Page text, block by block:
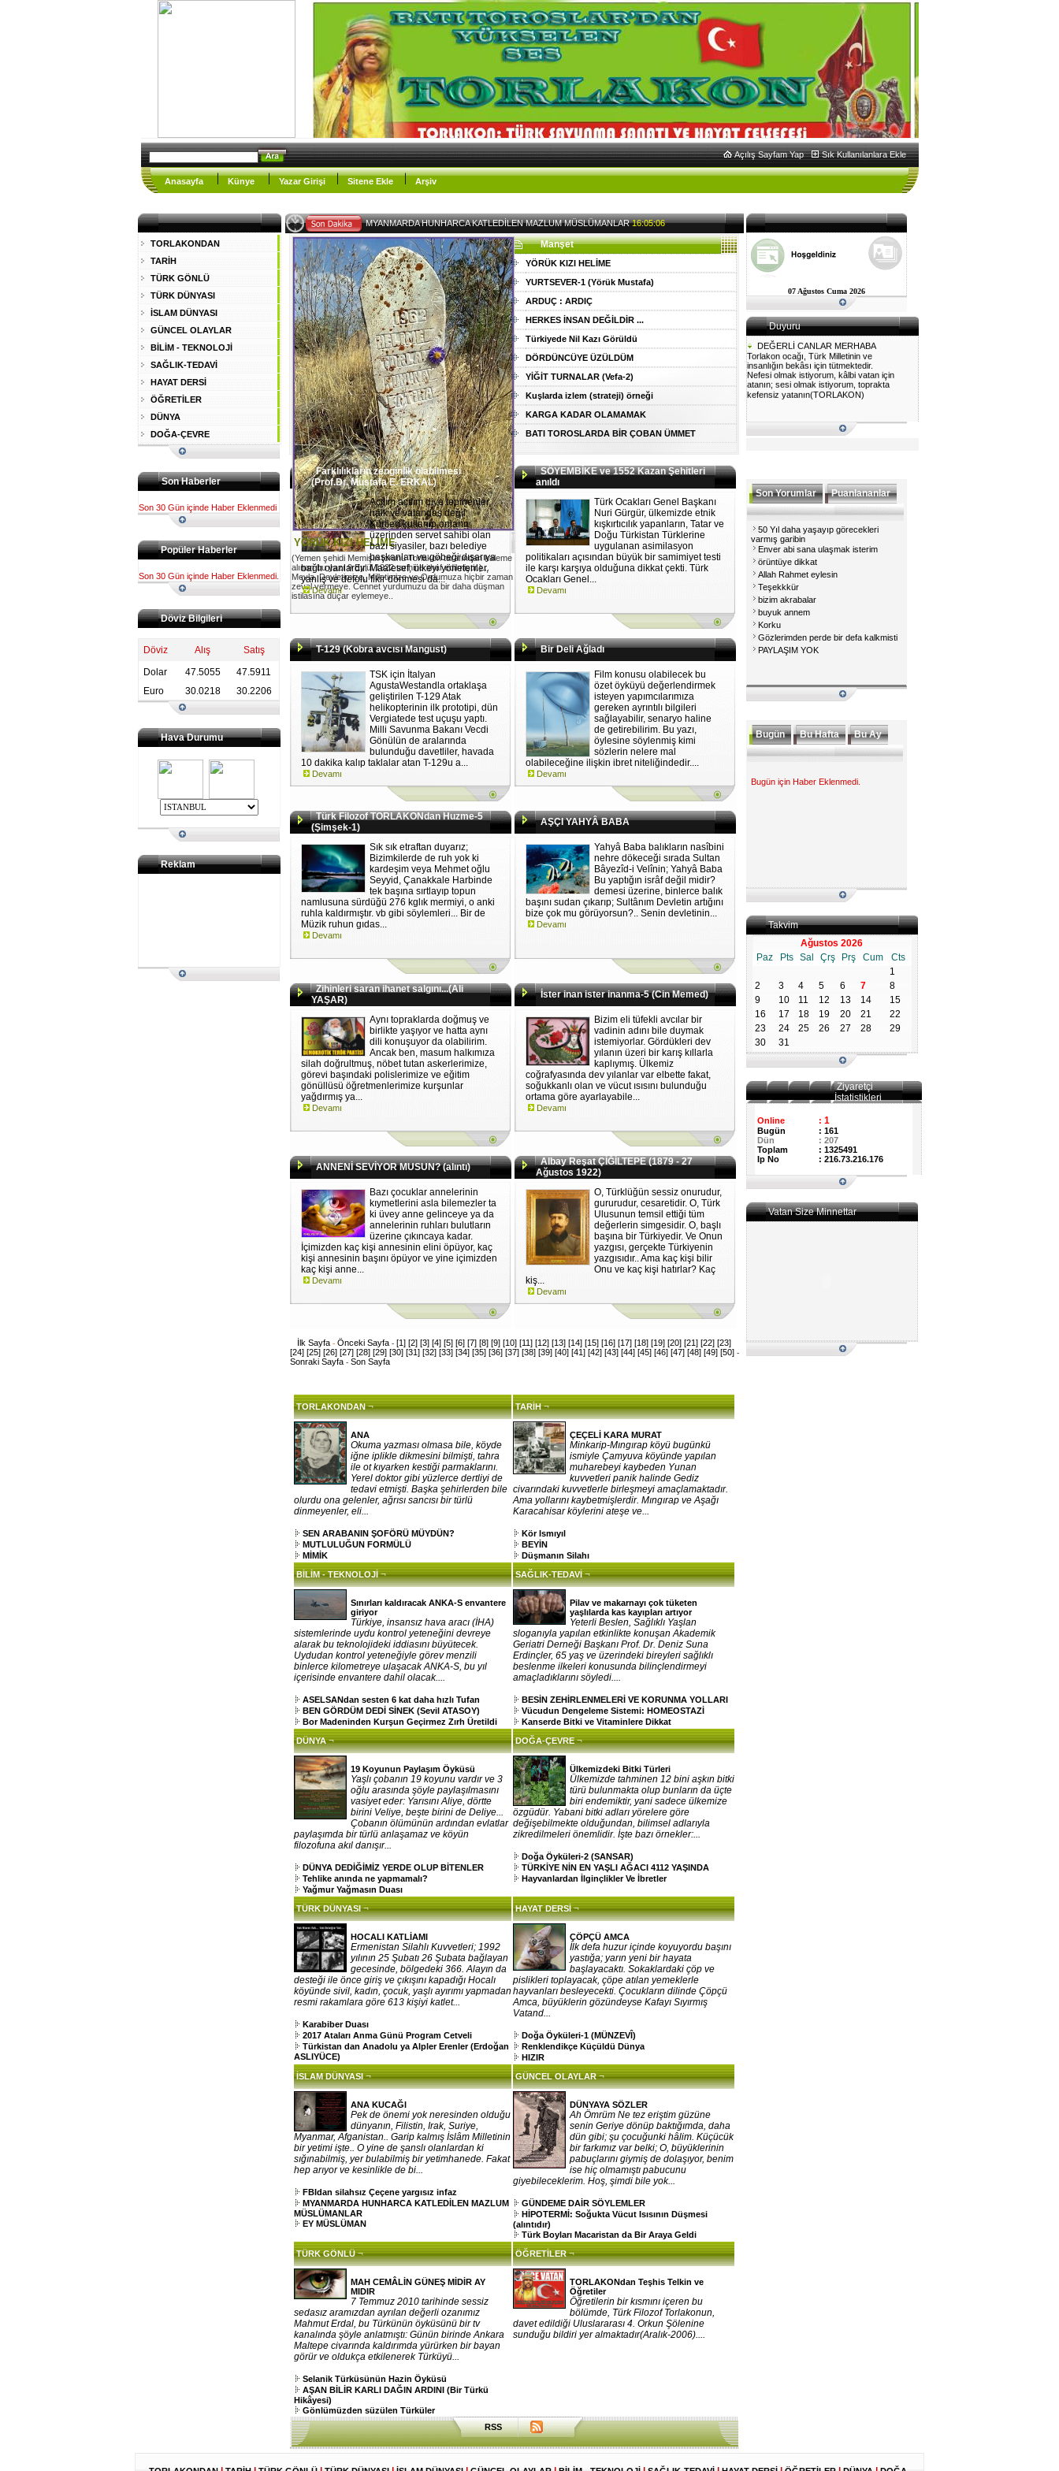
Açılış Sayfam Yap Sık Kullanılanlara Ekle
Anasayfa Künye Yazar Girişi Sitene Ekle Arşiv
TORLAKONDAN
TARİH
TÜRK GÖNLÜ
TÜRK DÜNYASI
İSLAM DÜNYASI
GÜNCEL OLAYLAR
BİLİM - TEKNOLOJİ
SAĞLIK-TEDAVİ
HAYAT DERSİ
ÖĞRETİLER
DÜNYA
DOĞA-ÇEVRE
Son Haberler
Son 30 Gün içinde Haber Eklenmedi
Popüler Haberler
Son 30 Gün içinde Haber Eklenmedi.
Döviz Bilgileri
Döviz Alış
Satış
Dolar
47.5055
47.5911
Euro
30.0218 30.2206
Hava Durumu
Reklam
EY MÜSLÜMA-
YÖRÜK KIZI HELİME
(Yemen şehidi Memişin torunu Torlakon tarafından kaleme
alınan bu yazı 9 Eylül 1922 tarihine ithaf edilmiştir.)...
Mevla, Devletimize, Milletimize ve Ordumuza hiçbir zaman
zeval vermeye. Cennet yurdumuzu da bir daha düşman
istilasına düçar eylemeye..
Manşet
YÖRÜK KIZI HELİME
YURTSEVER-1 (Yörük Mustafa)
ARDUÇ : ARDIÇ
HERKES İNSAN DEĞİLDİR ...
Türkiyede Nil Kazı Görüldü
DÖRDÜNCÜYE ÜZÜLDÜM
YİĞİT TURNALAR (Vefa-2)
Kuşlarda izlem (strateji) örneği
KARGA KADAR OLAMAMAK
BATI TOROSLARDA BİR ÇOBAN ÜMMET
Farklılıkların zenginlik olabilmesi
(Prof.Dr. Mustafa E. ERKAL)
Açılım açılım diye tepinenler,
halk ve vatandaş değil;
Kürtleri kullanıp onların
üzerinden servet sahibi olan
bazı siyasiler, bazı belediye
başkanları ve göbeği dışarıya
bağlı olanlardır. Maalesef, ülkeyi yönetenler,
yanlış ve defolu fikir dönmesi da...
Devamı
SÖYEMBİKE ve 1552 Kazan Şehitleri
anıldı
Türk Ocakları Genel Başkanı
Nuri Gürgür, ülkemizde etnik
kışkırtıcılık yapanların, Tatar ve
Doğu Türkistan Türklerine
uygulanan asimilasyon
politikaları açısından büyük bir samimiyet testi
ile karşı karşıya olduğuna dikkat çekti. Türk
Ocakları Genel...
Devamı
T-129 (Kobra avcısı Mangust)
TSK için İtalyan
AgustaWestandla ortaklaşa
geliştirilen T-129 Atak
helikopterinin ilk prototipi, dün
Vergiatede test uçuşu yaptı.
Milli Savunma Bakanı Vecdi
Gönülün de aralarında
bulunduğu davetliler, havada
10 dakika kalıp taklalar atan T-129u a...
Devamı
Bir Deli Ağladı
Film konusu olabilecek bu
özet öyküyü değerlendirmek
isteyen yapımcılarımıza
gereken ayrıntılı bilgileri
sağlayabilir, senaryo haline
de getirebilirim. Bu yazı,
öylesine söylenmiş kimi
sözlerin nelere mal
olabileceğine ilişkin ibret niteliğindedir....
Devamı
Türk Filozof TORLAKONdan Huzme-5
(Şimşek-1)
Sık sık etraftan duyarız;
Bizimkilerde de ruh yok ki
kardeşim veya Mehmet oğlu
Seyyid, Çanakkale Harbinde
tek başına sırtlayıp topun
namlusuna sürdüğü 276 kglık mermiyi, o anki
ruhla kaldırmıştır. vb gibi söylemleri... Bir de
Müzik ruhun gıdas...
Devamı
AŞÇI YAHYÂ BABA
Yahyâ Baba balıkların nasîbini
nehre dökeceği sırada Sultan
Bâyezîd-i Velînin; Yahyâ Baba
Bu yaptığın isrâf değil midir?
demesi üzerine, binlerce balık
başını sudan çıkarıp; Sultânım Devletin artığını
bize çok mu görüyorsun?.. Senin devletinin...
Devamı
Zihinleri saran ihanet salgını...(Ali
YAŞAR)
Aynı topraklarda doğmuş ve
birlikte yaşıyor ve hatta aynı
dili konuşuyor da olabilirim.
Ancak ben, masum halkımıza
silah doğrultmuş, nöbet tutan askerlerimize,
görevi başındaki polislerimize ve eğitim
gönüllüsü öğretmenlerimize kurşunlar
yağdırmış ya...
Devamı
İster inan ister inanma-5 (Cin Memed)
Bizim eli tüfekli avcılar bir
vadinin adını bile duymak
istemiyorlar. Gördükleri dev
yılanın üzeri bir karış kıllarla
kaplıymış. Ülkemiz
coğrafyasında dev yılanlar var elbette fakat,
soğukkanlı olan ve vücut ısısını bulunduğu
ortama göre ayarlayabile...
Devamı
ANNENİ SEVİYOR MUSUN? (alıntı)
Bazı çocuklar annelerinin
kıymetlerini asla bilemezler ta
ki üvey anne gelinceye ya da
annelerinin ruhları bulutların
üzerine çıkıncaya kadar.
İçimizden kaç kişi annesinin elini öpüyor, kaç
kişi annesinin başını öpüyor ve yine içimizden
kaç kişi anne...
Devamı
Albay Reşat ÇİĞİLTEPE (1879 - 27
Ağustos 1922)
O, Türklüğün sessiz onurudur,
gururudur, cesaretidir. O, Türk
Ulusunun temsil ettiği tüm
değerlerin simgesidir. O, başlı
başına bir Türkiyedir. Ve Onun
yazgısı, gerçekte Türkiyenin
yazgısıdır.. Ama kaç kişi bilir
Onu ve kaç kişi hatırlar? Kaç
kiş...
Devamı
İlk Sayfa- Önceki Sayfa- [1] [2] [3] [4] [5] [6] [7] [8] [9] [10] [11] [12] [13] [14] [15] [16] [17] [18] [19] [20] [21] [22] [23]
[24] [25] [26] [27] [28] [29] [30] [31] [32] [33] [34] [35] [36] [37] [38] [39] [40] [41] [42] [43] [44] [45] [46] [47] [48] [49] [50] -
Sonraki Sayfa- Son Sayfa
TORLAKONDAN ¬
ANA
Okuma yazması olmasa bile, köyde
iğne iplikle dikmesini bilmişti, tahra
ile ot kıyarken kestiği parmaklarını.
Yerel doktor gibi yüzlerce dertliyi de
tedavi etmişti. Başka şehirlerden bile
olurdu ona gelenler, ağrısı sancısı bir türlü
dinmeyenler, eli...
SEN ARABANIN ŞOFÖRÜ MÜYDÜN?
MUTLULUĞUN FORMÜLÜ
MİMİK
TARİH ¬
ÇEÇELİ KARA MURAT
Minkarip-Mıngırap köyü bugünkü
ismiyle Çamyuva köyünde yapılan
muharebeyi kaybeden Yunan
kuvvetleri panik halinde Gediz
civarındaki kuvvetlerle birleşmeyi amaçlamaktadır.
Ama yollarını kaybetmişlerdir. Mıngırap ve Aşağı
Karacahisar köylerini ateşe ve...
Kör Ismıyıl
BEYİN
Düşmanın Silahı
BİLİM - TEKNOLOJİ ¬
Sınırları kaldıracak ANKA-S envantere
giriyor
Türkiye, insansız hava aracı (İHA)
sistemlerinde uydu kontrol yeteneğini devreye
alarak bu teknolojideki iddiasını büyütecek.
Uydudan kontrol yeteneğiyle görev menzili
binlerce kilometreye ulaşacak ANKA-S, bu yıl
içerisinde envantere dahil olacak....
ASELSANdan sesten 6 kat daha hızlı Tufan
BEN GÖRDÜM DEDİ SİNEK (Sevil ATASOY)
Bor Madeninden Kurşun Geçirmez Zırh Üretildi
SAĞLIK-TEDAVİ ¬
Pilav ve makarnayı çok tüketen
yaşlılarda kas kayıpları artıyor
Yeterli Beslen, Sağlıklı Yaşlan
sloganıyla yapılan etkinlikte konuşan Akademik
Geriatri Derneği Başkanı Prof. Dr. Deniz Suna
Erdinçler, 65 yaş ve üzerindeki bireyleri sağlıklı
beslenme ilkeleri konusunda bilinçlendirmeyi
amaçladıklarını söyledi....
BESİN ZEHİRLENMELERİ VE KORUNMA YOLLARI
Vücudun Dengeleme Sistemi: HOMEOSTAZİ
Kanserde Bitki ve Vitaminlere Dikkat
DÜNYA ¬
19 Koyunun Paylaşım Öyküsü
Yaşlı çobanın 19 koyunu vardır ve 3
oğlu arasında şöyle paylaşılmasını
vasiyet eder: Yarısını Aliye, dörtte
birini Veliye, beşte birini de Deliye...
Çobanın ölümünün ardından evlatlar
paylaşımda bir türlü anlaşamaz ve köyün
filozofuna akıl danışır...
DÜNYA DEDİĞİMİZ YERDE OLUP BİTENLER
Tehlike anında ne yapmamalı?
Yağmur Yağmasın Duası
DOĞA-ÇEVRE ¬
Ülkemizdeki Bitki Türleri
Ülkemizde tahminen 12 bini aşkın bitki
türü bulunmakta olup bunların da üçte
biri endemiktir, yani sadece ülkemize
özgüdür. Yabani bitki adları yörelere göre
değişebilmekte olduğundan, bilimsel adlarıyla
zikredilmeleri önemlidir. İşte bazı örnekler:...
Doğa Öyküleri-2 (SANSAR)
TÜRKİYE NİN EN YAŞLI AĞACI 4112 YAŞINDA
Hayvanlardan İlginçlikler Ve İbretler
TÜRK DÜNYASI ¬
HOCALI KATLİAMI
Ermenistan Silahlı Kuvvetleri; 1992
yılının 25 Şubatı 26 Şubata bağlayan
gecesinde, bölgedeki 366. Alayın da
desteği ile önce giriş ve çıkışını kapadığı Hocalı
köyünde sivil, kadın, çocuk, yaşlı ayırımı yapmadan
resmi rakamlara göre 613 kişiyi katlet...
Karabiber Duası
2017 Ataları Anma Günü Program Cetveli
Türkistan dan Anadolu ya Alpler Erenler (Erdoğan
ASLIYÜCE)
HAYAT DERSİ ¬
ÇÖPÇÜ AMCA
İlk defa huzur içinde koyuyordu başını
yastığa; yarın yeni bir hayata
başlayacaktı. Sokaklardaki çöp ve
pislikleri toplayacak, çöpe atılan yemeklerle
hayvanları besleyecekti. Çocukların dilinde Çöpçü
Amca, büyüklerin gözündeyse Kafayı Sıyırmış
Vatand...
Doğa Öyküleri-1 (MÜNZEVÎ)
Renklendikçe Küçüldü Dünya
HIZIR
İSLAM DÜNYASI ¬
ANA KUCAĞI
Pek de önemi yok neresinden olduğu
dünyanın, Filistin, Irak, Suriye,
Myanmar, Afganistan.. Garip kalmış İslâm Milletinin
bir yetimi işte.. O yine de şanslı olanlardan ki
sığınabilmiş, yer bulabilmiş bir yetimhanede. Fakat
hep arıyor ve kesinlikle de bi...
FBIdan silahsız Çeçene yargısız infaz
MYANMARDA HUNHARCA KATLEDİLEN MAZLUM
MÜSLÜMANLAR
EY MÜSLÜMAN
GÜNCEL OLAYLAR ¬
DÜNYAYA SÖZLER
Ah Ömrüm Ne tez eriştim güzüne
senin Geriye dönüp baktığımda, daha
dün gibi; şu çocuğunki hâlim. Küçücük
bir farkımız var belki; O, büyüklerinin
pabuçlarını giymiş de dolaşıyor, benim
ise hiç olmamıştı pabucunu
giyebileceklerim. Hoş, şimdi bile yok...
GÜNDEME DAİR SÖYLEMLER
HİPOTERMİ: Soğukta Vücut Isısının Düşmesi
(alıntıdır)
Türk Boyları Macaristan da Bir Araya Geldi
TÜRK GÖNLÜ ¬
MAH CEMÂLİN GÜNEŞ MİDİR AY
MIDIR
7 Temmuz 2010 tarihinde sessiz
sedasız aramızdan ayrılan değerli ozanımız
Mahmut Erdal, bu Türkünün öyküsünü bir tv
kanalında şöyle anlatmıştı: Günün birinde Ankara
Maltepe civarında kaldırımda yürürken bir bayan
görür ve oldukça etkilenerek Türküyü...
Selanik Türküsünün Hazin Öyküsü
AŞAN BİLİR KARLI DAĞIN ARDINI (Bir Türkü
Hikâyesi)
Gönlümüzden süzülen Türküler
ÖĞRETİLER ¬
TORLAKONdan Teşhis Telkin ve
Öğretiler
Öğretilerin bir kısmını içeren bu
bölümde, Türk Filozof Torlakonun,
davet edildiği Uluslararası 4. Orkun Şölenine
sunduğu bildiri yer almaktadır(Aralık-2006)....
RSS
07 Ağustos Cuma 2026
Duyuru
DEĞERLİ CANLAR MERHABA
Torlakon ocağı, Türk Milletinin ve
insanlığın bekâsı için tütmektedir.
Nefesi olmak istiyorum, kâlbi vatan için
atanın; sesi olmak istiyorum, toprakta
kefensiz yatanın(TORLAKON)
Son Yorumlar Puanlananlar
50 Yıl daha yaşayıp görecekleri
varmış garibin
Enver abi sana ulaşmak isterim
örüntüye dikkat
Allah Rahmet eylesin
Teşekkkür
bizim akrabalar
buyuk annem
Korku
Gözlerimden perde bir defa kalkmisti
PAYLAŞIM YOK
Bugün Bu Hafta Bu Ay
Bugün için Haber Eklenmedi.
Takvim
Ağustos 2026
Paz
Pts Sal Çrş Prş Cum
Cts
1
2
3 4 5 6 7
8
9
10 11 12 13 14
15
16
17 18 19 20 21
22
23
24 25 26 27 28
29
30
31
Ziyaretçi
İstatistikleri
Online : 1
Bugün : 161
Dün
: 207
Toplam
: 1325491
Ip No
: 216.73.216.176
Vatan Size Minnettar